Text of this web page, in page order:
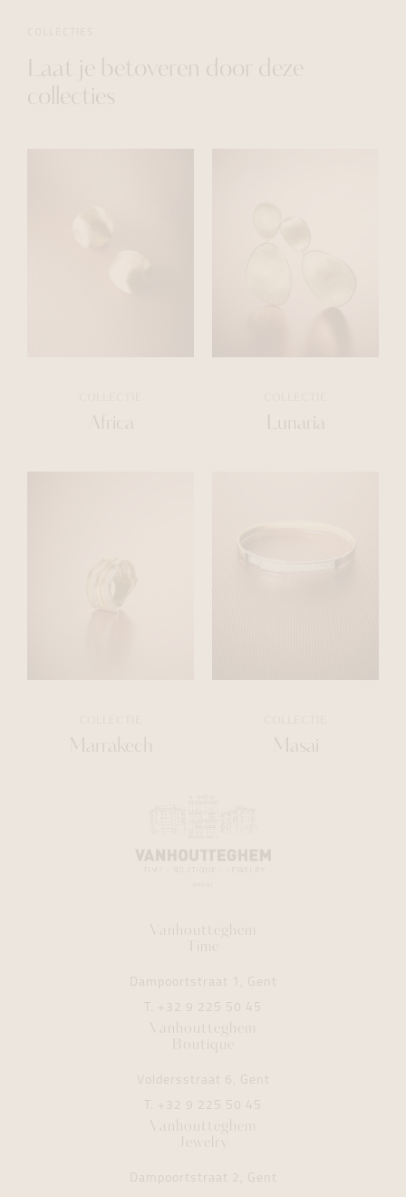
Laat je betoveren door deze
collecties
Africa Lunaria
Marrakech Masai
Vanhoutteghem
Time
Dampoortstraat 1, Gent
T. +32 9 225 50 45
Vanhoutteghem
Boutique
Voldersstraat 6, Gent
T. +32 9 225 50 45
Vanhoutteghem
Jewelry
Dampoortstraat 2, Gent